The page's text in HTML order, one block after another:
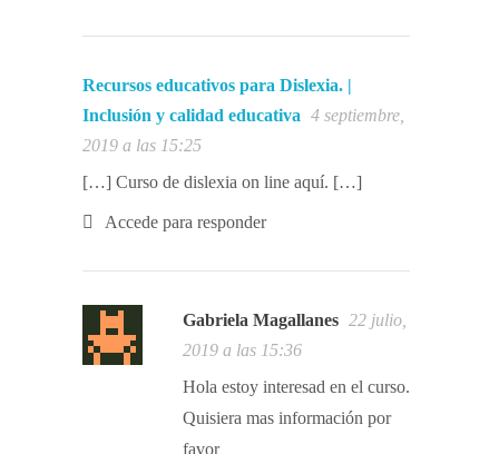
Recursos educativos para Dislexia. |
Inclusión y calidad educativa 4 septiembre,
2019 a las 15:25
[…] Curso de dislexia on line aquí. […]
Accede para responder
Gabriela Magallanes 22 julio,
2019 a las 15:36
Hola estoy interesad en el curso.
Quisiera mas información por
favor